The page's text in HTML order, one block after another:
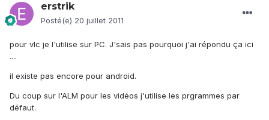
erstrik
Posté(e) 20 juillet 2011
pour vlc je l'utilise sur PC. J'sais pas pourquoi j'ai répondu ça ici
....
il existe pas encore pour android.
Du coup sur l'ALM pour les vidéos j'utilise les prgrammes par
défaut.